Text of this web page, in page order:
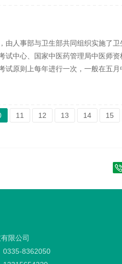
人事部与卫生部共同组织实施了
中心、国家中医药管理局中医师
原则上每年进行一次，一般在五
力”等4个科目，均采用人机对话的
11 12 13 14 15
限公司
0335-8362050